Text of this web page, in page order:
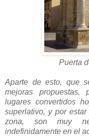
Puerta
Aparte de esto, que
mejoras
lugares convertidos
superlativo, y por
zona, son muy
indefinidamente en el